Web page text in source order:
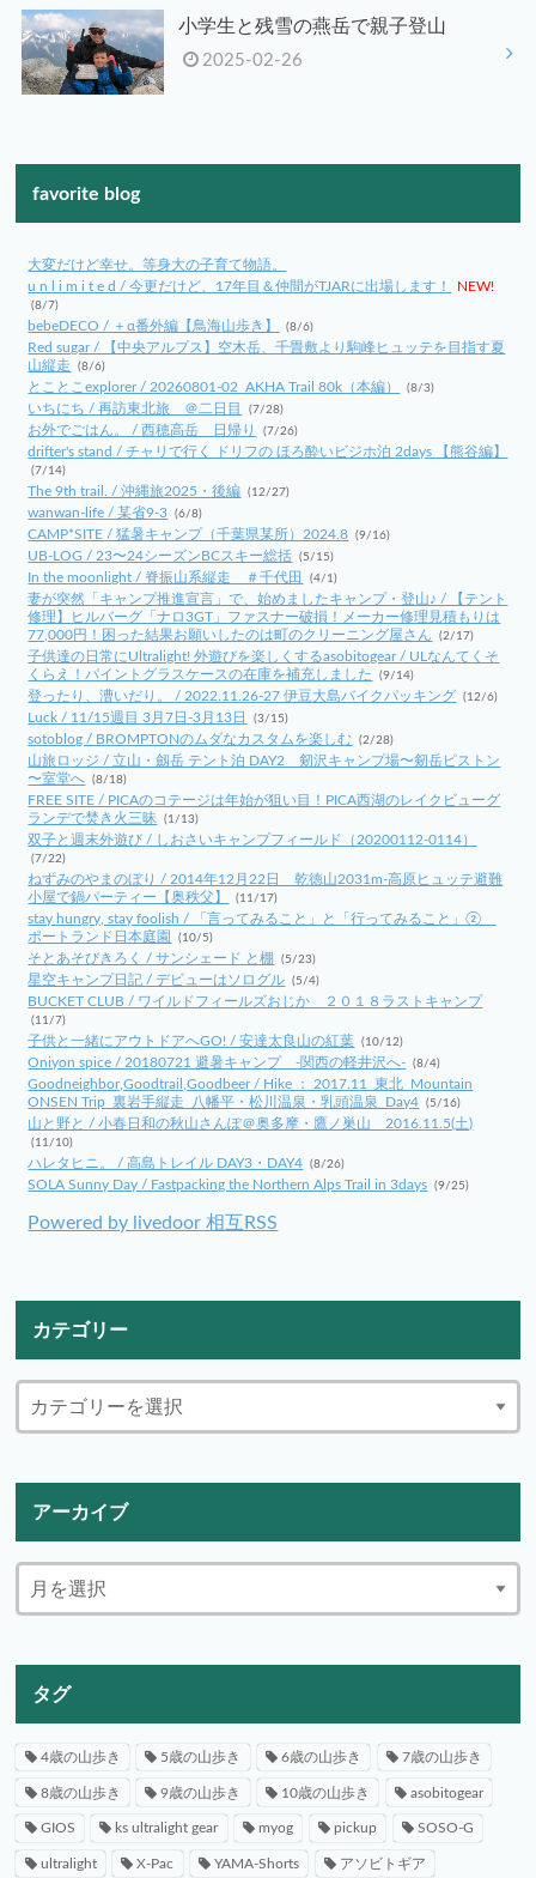
小学生と残雪の燕岳で親子登山
2025-02-26
favorite blog
大変だけど幸せ。等身大の子育て物語。
u n l i m i t e d / 今更だけど、17年目＆仲間がTJARに出場します！
NEW!
(8/7)
bebeDECO / ＋α番外編【鳥海山歩き】 (8/6)
Red sugar / 【中央アルプス】空木岳、千畳敷より駒峰ヒュッテを目指す夏
山縦走
(8/6)
とことこexplorer / 20260801-02_AKHA Trail 80k（本編） (8/3)
いちにち / 再訪東北旅 ＠二日目 (7/28)
お外でごはん。 / 西穂高岳 日帰り (7/26)
drifter's stand / チャリで行く ドリフの ほろ酔いビジホ泊 2days 【熊谷編】
(7/14)
The 9th trail. / 沖縄旅2025・後編 (12/27)
wanwan-life / 某省9-3 (6/8)
CAMP*SITE / 猛暑キャンプ（千葉県某所）2024.8 (9/16)
UB-LOG / 23〜24シーズンBCスキー総括 (5/15)
In the moonlight / 脊振山系縦走 ＃千代田 (4/1)
妻が突然「キャンプ推進宣言」で、始めましたキャンプ・登山♪ / 【テント
修理】ヒルバーグ「ナロ3GT」ファスナー破損！メーカー修理見積もりは
77,000円！困った結果お願いしたのは町のクリーニング屋さん
(2/17)
子供達の日常にUltralight! 外遊びを楽しくするasobitogear / ULなんてくそ
くらえ！パイントグラスケースの在庫を補充しました
(9/14)
登ったり、漕いだり。 / 2022.11.26-27 伊豆大島バイクパッキング (12/6)
Luck / 11/15週目 3月7日-3月13日 (3/15)
sotoblog / BROMPTONのムダなカスタムを楽しむ (2/28)
山旅ロッジ / 立山・劔岳 テント泊 DAY2 剱沢キャンプ場〜剱岳ピストン
〜室堂へ (8/18)
FREE SITE / PICAのコテージは年始が狙い目！PICA西湖のレイクビューグ
ランデで焚き火三昧
(1/13)
双子と週末外遊び / しおさいキャンプフィールド（20200112-0114）
(7/22)
ねずみのやまのぼり / 2014年12月22日 乾徳山2031m-高原ヒュッテ避難
小屋で鍋パーティー【奥秩父】
(11/17)
stay hungry, stay foolish / 「言ってみること」と「行ってみること」②
ポートランド日本庭園
(10/5)
そとあそびきろく / サンシェード と棚 (5/23)
星空キャンプ日記 / デビューはソログル (5/4)
BUCKET CLUB / ワイルドフィールズおじか ２０１８ラストキャンプ
(11/7)
子供と一緒にアウトドアへGO! / 安達太良山の紅葉 (10/12)
Oniyon spice / 20180721 避暑キャンプ -関西の軽井沢へ- (8/4)
Goodneighbor,Goodtrail,Goodbeer / Hike ： 2017.11_東北_Mountain
ONSEN Trip_裏岩手縦走_八幡平・松川温泉・乳頭温泉_Day4 (5/16)
山と野と / 小春日和の秋山さんぽ＠奥多摩・鷹ノ巣山 2016.11.5(土)
(11/10)
ハレタヒニ。 / 高島トレイル DAY3・DAY4 (8/26)
SOLA Sunny Day / Fastpacking the Northern Alps Trail in 3days (9/25)
Powered by livedoor 相互RSS
カテゴリー
アーカイブ
タグ
4歳の山歩き 5歳の山歩き 6歳の山歩き 7歳の山歩き
8歳の山歩き 9歳の山歩き 10歳の山歩き asobitogear
GIOS ks ultralight gear myog pickup SOSO-G
ultralight X-Pac YAMA-Shorts アソビトギア